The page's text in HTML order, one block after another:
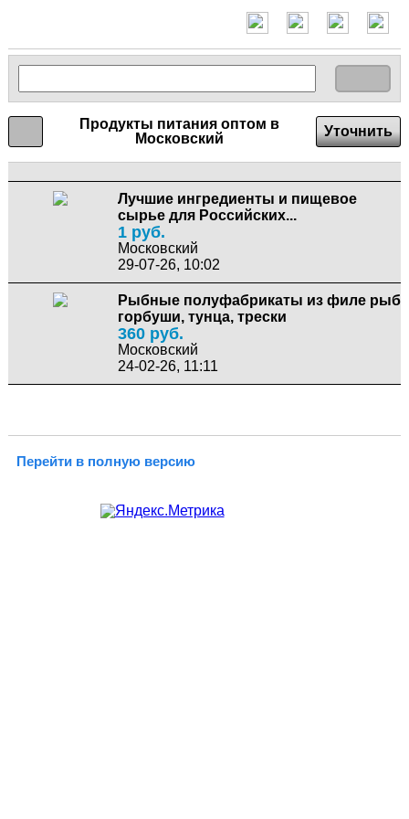
Продукты питания оптом в
Московский
Уточнить
Лучшие ингредиенты и пищевое
сырье для Российских...
1 руб.
Московский
29-07-26, 10:02
Рыбные полуфабрикаты из филе рыб
горбуши, тунца, трески
360 руб.
Московский
24-02-26, 11:11
Перейти в полную версию